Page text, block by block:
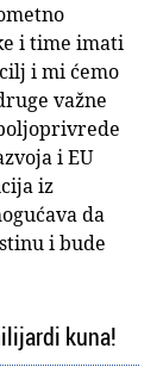
i time imati
i mi ćemo
važne
i EU
iz
da
i bude
kuna!